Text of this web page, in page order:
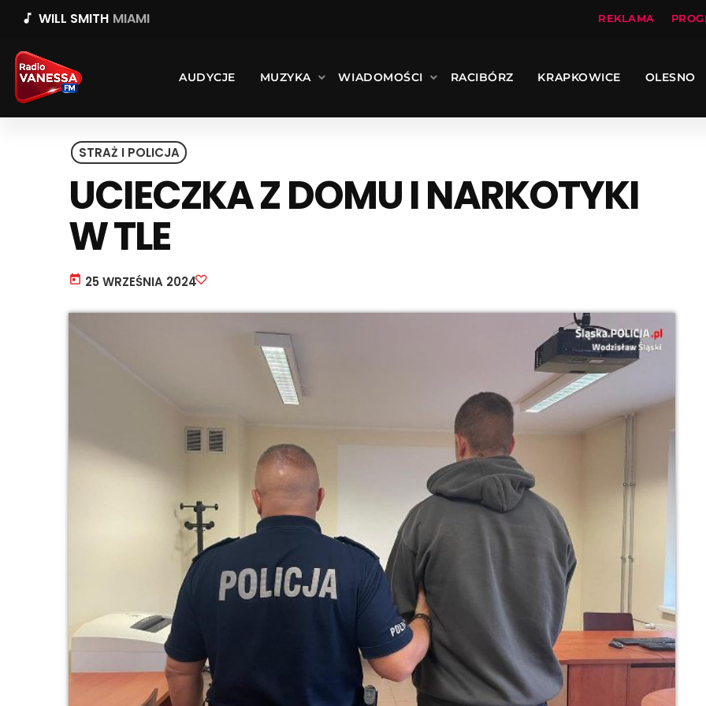
music_note WILL SMITH MIAMI REKLAMA
AUDYCJE MUZYKA WIADOMOŚCI RACIBÓRZ KRAPKOWICE OLESNO
STRAŻ I POLICJA
UCIECZKA Z DOMU I NARKOTYKI
W TLE
today 25 WRZEŚNIA 2024